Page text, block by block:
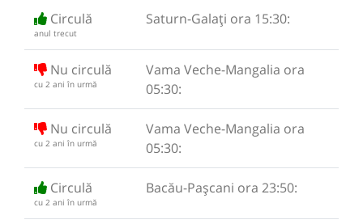
Circulă
anul trecut
Saturn-Galați ora 15:30:
Nu circulă
cu 2 ani în urmă
Vama Veche-Mangalia ora
05:30:
Nu circulă
cu 2 ani în urmă
Vama Veche-Mangalia ora
05:30:
Circulă
cu 2 ani în urmă
Bacău-Pașcani ora 23:50: